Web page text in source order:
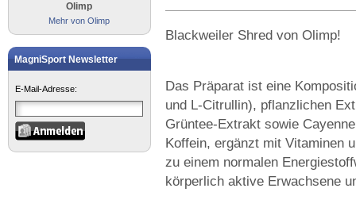
Olimp
Mehr von Olimp
MagniSport Newsletter
E-Mail-Adresse:
Blackweiler Shred von Olimp!
Das Präparat ist eine
und L-Citrullin), pflanzlichen
Grüntee-Extrakt sowie
Koffein, ergänzt mit Vitaminen
zu einem normalen
körperlich aktive Erwachsene